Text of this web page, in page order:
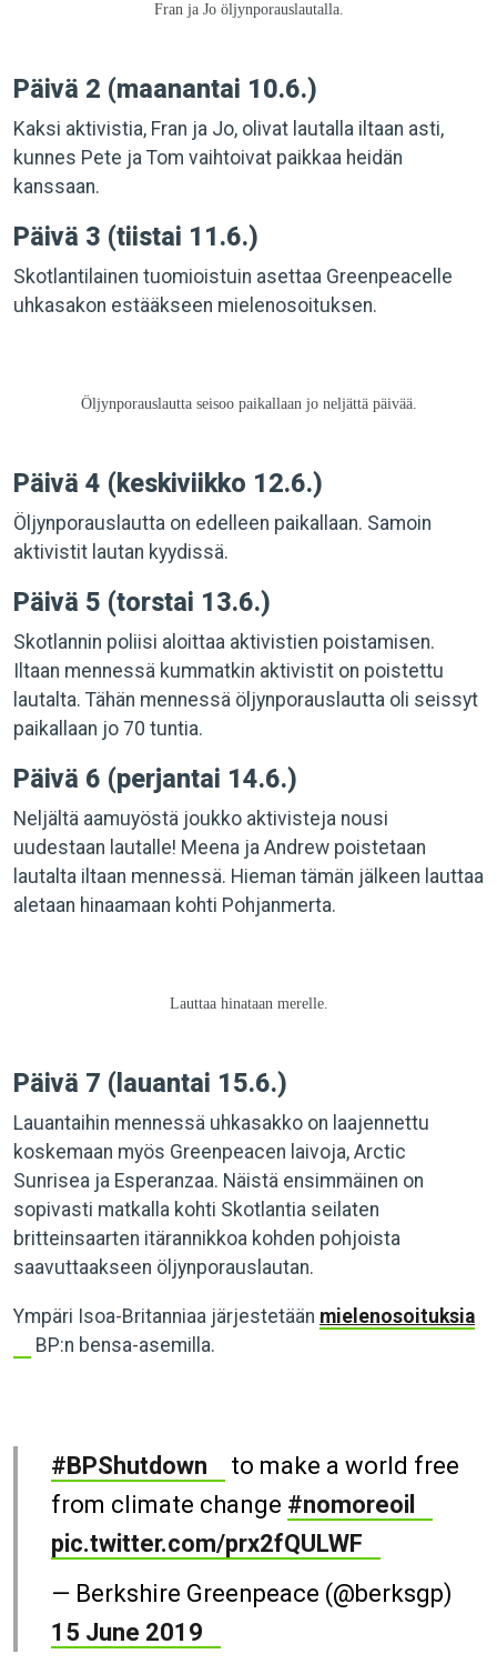
Fran ja Jo öljynporauslautalla.
Päivä 2 (maanantai 10.6.)
Kaksi aktivistia, Fran ja Jo, olivat lautalla iltaan asti,
kunnes Pete ja Tom vaihtoivat paikkaa heidän
kanssaan.
Päivä 3 (tiistai 11.6.)
Skotlantilainen tuomioistuin asettaa Greenpeacelle
uhkasakon estääkseen mielenosoituksen.
Öljynporauslautta seisoo paikallaan jo neljättä päivää.
Päivä 4 (keskiviikko 12.6.)
Öljynporauslautta on edelleen paikallaan. Samoin
aktivistit lautan kyydissä.
Päivä 5 (torstai 13.6.)
Skotlannin poliisi aloittaa aktivistien poistamisen.
Iltaan mennessä kummatkin aktivistit on poistettu
lautalta. Tähän mennessä öljynporauslautta oli seissyt
paikallaan jo 70 tuntia.
Päivä 6 (perjantai 14.6.)
Neljältä aamuyöstä joukko aktivisteja nousi
uudestaan lautalle! Meena ja Andrew poistetaan
lautalta iltaan mennessä. Hieman tämän jälkeen lauttaa
aletaan hinaamaan kohti Pohjanmerta.
Lauttaa hinataan merelle.
Päivä 7 (lauantai 15.6.)
Lauantaihin mennessä uhkasakko on laajennettu
koskemaan myös Greenpeacen laivoja, Arctic
Sunrisea ja Esperanzaa. Näistä ensimmäinen on
sopivasti matkalla kohti Skotlantia seilaten
britteinsaarten itärannikkoa kohden pohjoista
saavuttaakseen öljynporauslautan.
Ympäri Isoa-Britanniaa järjestetään mielenosoituksia
BP:n bensa-asemilla.
#BPShutdown
to make a world free
from climate change #nomoreoil
pic.twitter.com/prx2fQULWF
— Berkshire Greenpeace (@berksgp)
15 June 2019